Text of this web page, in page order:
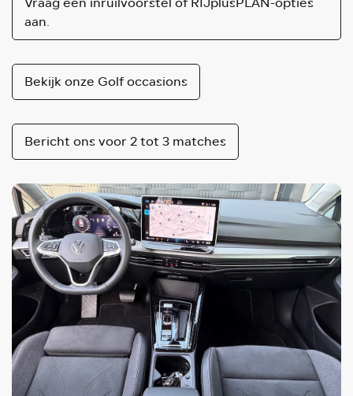
aan.
Bekijk onze Golf occasions
Bericht ons voor 2 tot 3 matches